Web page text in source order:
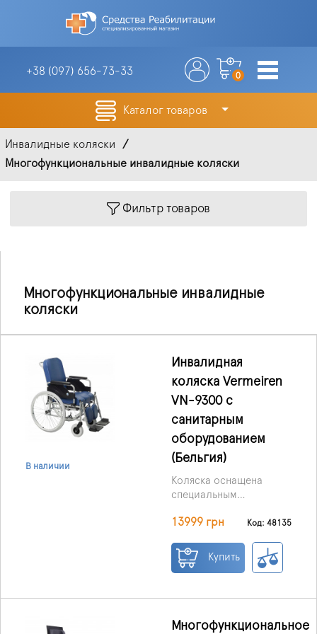
+38 (097) 656-73-33 0
Каталог товаров
Инвалидные коляски
Многофункциональные инвалидные коляски
Фильтр товаров
Многофункциональные инвалидные
коляски
В наличии
Инвалидная
коляска Vermeiren
VN-9300 с
санитарным
оборудованием
(Бельгия)
Коляска оснащена
специальным
санитарных нужд и
под сиденьем.
Благодаря
заезжать прямо на
13999 грн Код: 48135
Купить
Многофункциональное